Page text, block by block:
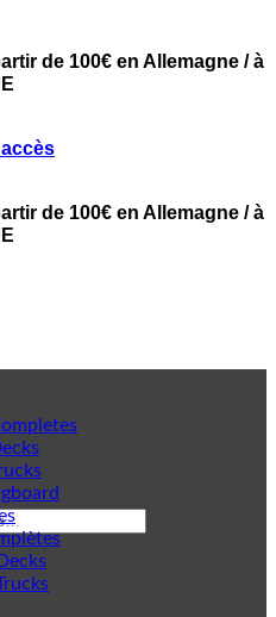
de 100€ en Allemagne / à
de 100€ en Allemagne / à